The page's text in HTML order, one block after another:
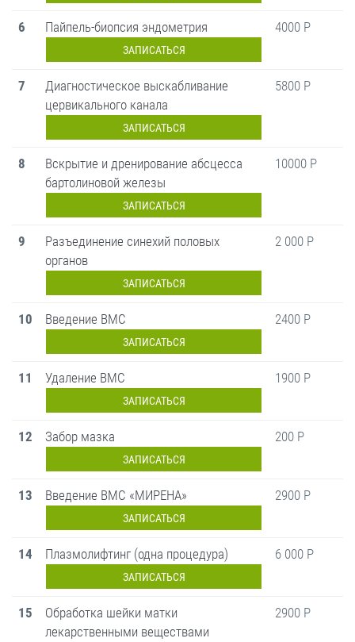
6 Пайпель-биопсия эндометрия
ЗАПИСАТЬСЯ
4000 Р
7
Диагностическое выскабливание
цервикального канала
ЗАПИСАТЬСЯ
5800 Р
8
Вскрытие и дренирование абсцесса
бартолиновой железы
ЗАПИСАТЬСЯ
10000 Р
9
Разъединение синехий половых
органов
ЗАПИСАТЬСЯ
2 000 Р
10 Введение ВМС
ЗАПИСАТЬСЯ
2400 Р
11 Удаление ВМС
ЗАПИСАТЬСЯ
1900 Р
12 Забор мазка
ЗАПИСАТЬСЯ
200 Р
13 Введение ВМС «МИРЕНА»
ЗАПИСАТЬСЯ
2900 Р
14 Плазмолифтинг (одна процедура)
ЗАПИСАТЬСЯ
6 000 Р
15
Обработка шейки матки
лекарственными веществами
2900 Р